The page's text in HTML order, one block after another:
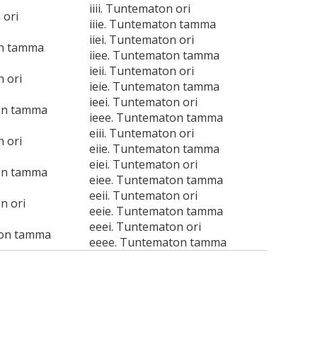
ori
iiii. Tuntematon ori
iiie. Tuntematon tamma
tamma
iiei. Tuntematon ori
iiee. Tuntematon tamma
ori
ieii. Tuntematon ori
ieie. Tuntematon tamma
tamma
ieei. Tuntematon ori
ieee. Tuntematon tamma
ori
eiii. Tuntematon ori
eiie. Tuntematon tamma
tamma
eiei. Tuntematon ori
eiee. Tuntematon tamma
ori
eeii. Tuntematon ori
eeie. Tuntematon tamma
tamma
eeei. Tuntematon ori
eeee. Tuntematon tamma